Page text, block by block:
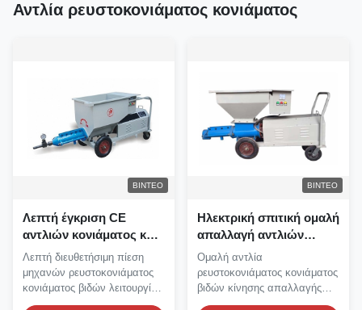
Αντλία ρευστοκονιάματος κονιάματος
ΒΊΝΤΕΟ
Λεπτή έγκριση CE
αντλιών κονιάματος και
ρευστοκονιάματος
αντλιών 150L
ρευστοκονιάματος
βιδών πηλού
Λεπτή διευθετήσιμη πίεση
μηχανών ρευστοκονιάματος
κονιάματος βιδών λειτουργίας
πηλού ομαλή Μηχανή...
ΒΊΝΤΕΟ
Ηλεκτρική σπιτική ομαλή
απαλλαγή αντλιών
ρευστοκονιάματος
κονιάματος βιδών
Ομαλή αντλία
ρευστοκονιάματος κονιάματος
βιδών κίνησης απαλλαγής
ηλεκτρική σπιτική Αντλία...